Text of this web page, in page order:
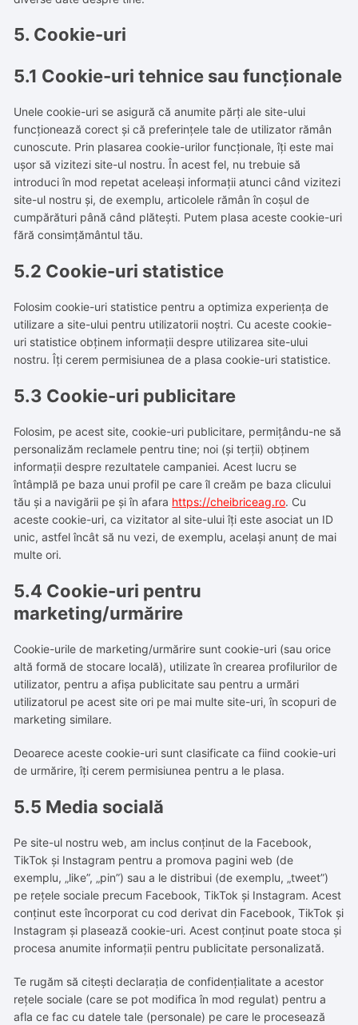
5. Cookie-uri
5.1 Cookie-uri tehnice sau funcționale
Unele cookie-uri se asigură că anumite părți ale site-ului
funcționează corect și că preferințele tale de utilizator rămân
cunoscute. Prin plasarea cookie-urilor funcționale, îți este mai
ușor să vizitezi site-ul nostru. În acest fel, nu trebuie să
introduci în mod repetat aceleași informații atunci când vizitezi
site-ul nostru și, de exemplu, articolele rămân în coșul de
cumpărături până când plătești. Putem plasa aceste cookie-uri
fără consimțământul tău.
5.2 Cookie-uri statistice
Folosim cookie-uri statistice pentru a optimiza experiența de
utilizare a site-ului pentru utilizatorii noștri. Cu aceste cookie-
uri statistice obținem informații despre utilizarea site-ului
nostru. Îți cerem permisiunea de a plasa cookie-uri statistice.
5.3 Cookie-uri publicitare
Folosim, pe acest site, cookie-uri publicitare, permițându-ne să
personalizăm reclamele pentru tine; noi (și terții) obținem
informații despre rezultatele campaniei. Acest lucru se
întâmplă pe baza unui profil pe care îl creăm pe baza clicului
tău și a navigării pe și în afara https://cheibriceag.ro. Cu
aceste cookie-uri, ca vizitator al site-ului îți este asociat un ID
unic, astfel încât să nu vezi, de exemplu, același anunț de mai
multe ori.
5.4 Cookie-uri pentru
marketing/urmărire
Cookie-urile de marketing/urmărire sunt cookie-uri (sau orice
altă formă de stocare locală), utilizate în crearea profilurilor de
utilizator, pentru a afișa publicitate sau pentru a urmări
utilizatorul pe acest site ori pe mai multe site-uri, în scopuri de
marketing similare.
Deoarece aceste cookie-uri sunt clasificate ca fiind cookie-uri
de urmărire, îți cerem permisiunea pentru a le plasa.
5.5 Media socială
Pe site-ul nostru web, am inclus conținut de la Facebook,
TikTok și Instagram pentru a promova pagini web (de
exemplu, „like”, „pin”) sau a le distribui (de exemplu, „tweet”)
pe rețele sociale precum Facebook, TikTok și Instagram. Acest
conținut este încorporat cu cod derivat din Facebook, TikTok și
Instagram și plasează cookie-uri. Acest conținut poate stoca și
procesa anumite informații pentru publicitate personalizată.
Te rugăm să citești declarația de confidențialitate a acestor
rețele sociale (care se pot modifica în mod regulat) pentru a
afla ce fac cu datele tale (personale) pe care le procesează